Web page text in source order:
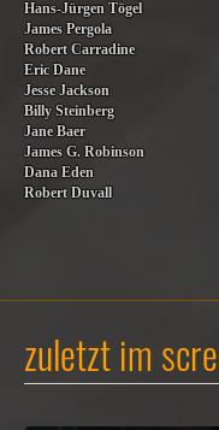
Hans-Jürgen Tögel
James Pergola
Robert Carradine
Eric Dane
Jesse Jackson
Billy Steinberg
Jane Baer
James G. Robinson
Dana Eden
Robert Duvall
zuletzt im